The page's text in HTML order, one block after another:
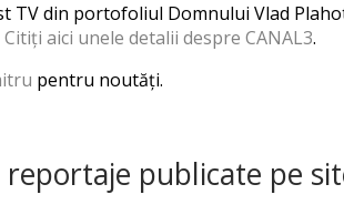
TV din portofoliul Domnului Vlad
Citiți aici unele detalii despre CANAL3.
pentru noutăți.
reportaje publicate pe